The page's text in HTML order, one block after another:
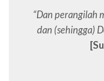
“Dan perangilah
dan (sehingga)